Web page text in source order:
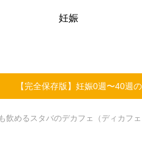
妊娠
【完全保存版】妊娠0週〜40週
飲めるスタバのデカフェ（ディカフ